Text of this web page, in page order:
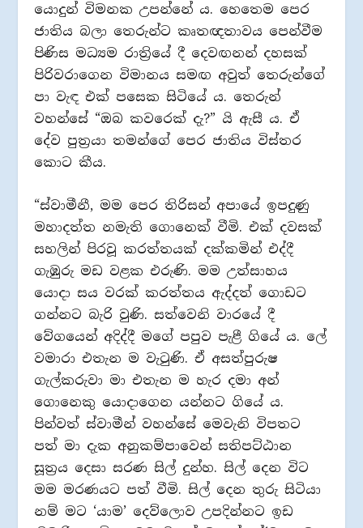
යොදුන් විමනක උපන්නේ ය. හෙතෙම පෙර
ජාතිය බලා තෙරුන්ට කෘතඥතාවය පෙන්වීම
පිණිස මධ්‍යම රාත්‍රියේ දී දෙවඟනන් දහසක්
පිරිවරාගෙන විමානය සමඟ අවුත් තෙරුන්ගේ
පා වැඳ එක් පසෙක සිටියේ ය. තෙරුන්
වහන්සේ “ඔබ කවරෙක් දැ?” යි ඇසී ය. ඒ
දේව පුත්‍රයා තමන්ගේ පෙර ජාතිය විස්තර
කොට කීය.
“ස්වාමීනී, මම පෙර තිරිසන් අපායේ ඉපදුණු
මහාදත්ත නමැති ගොනෙක් වීමි. එක් දවසක්
සහලින් පිරවූ කරත්තයක් දක්කමින් එද්දී
ගැඹුරු මඩ වළක එරුණි. මම උත්සාහය
යොදා සය වරක් කරත්තය ඇද්දත් ගොඩට
ගන්නට බැරි වුණි. සත්වෙනි වාරයේ දී
වේගයෙන් අදිද්දී මගේ පපුව පැළී ගියේ ය. ලේ
වමාරා එතැන ම වැටුණි. ඒ අසත්පුරුෂ
ගැල්කරුවා මා එතැන ම හැර දමා අන්
ගොනෙකු යොදාගෙන යන්නට ගියේ ය.
පින්වත් ස්වාමීන් වහන්සේ මෙවැනි විපතට
පත් මා දැක අනුකම්පාවෙන් සතිපට්ඨාන
සූත්‍රය දෙසා සරණ සිල් දුන්හ. සිල් දෙන විට
මම මරණයට පත් වීමි. සිල් දෙන තුරු සිටියා
නම් මට ‘යාම’ දෙව්ලොව උපදින්නට ඉඩ